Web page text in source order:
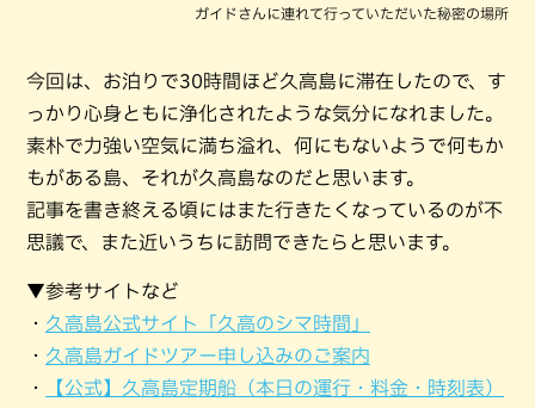
ガイドさんに連れて行っていただいた秘密の場所
今回は、お泊りで30時間ほど久高島に滞在したので、す
っかり心身ともに浄化されたような気分になれました。
素朴で力強い空気に満ち溢れ、何にもないようで何もか
もがある島、それが久高島なのだと思います。
記事を書き終える頃にはまた行きたくなっているのが不
思議で、また近いうちに訪問できたらと思います。
▼参考サイトなど
・ 久高島公式サイト「久高のシマ時間」
・ 久高島ガイドツアー申し込みのご案内
・
【公式】久高島定期船（本日の運行・料金・時刻表）